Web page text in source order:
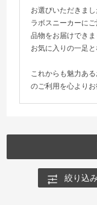
お選びいただきま
ラボスニーカーに
品物をお届けできま
お気に入りの一足
これからも魅力あ
のご利用を心よりお
絞り込み